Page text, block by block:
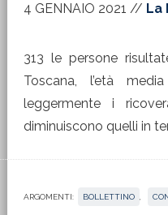
4 GENNAIO 2021 // La
313 le persone
Toscana, l’età
leggermente i
diminuiscono quelli in
ARGOMENTI: BOLLETTINO